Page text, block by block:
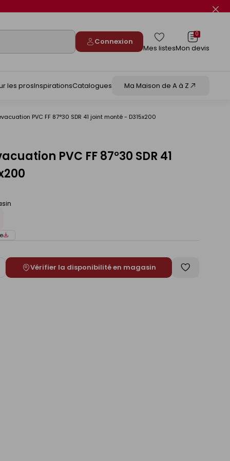
Connexion
Mes listes
0
Mon devis
les prosInspirationsCatalogues Ma Maison de A à Z
PVC FF 87°30 SDR 41 joint monté - D315x200
PVC FF 87°30 SDR 41
Vérifier la disponibilité en magasin
Enregistrer